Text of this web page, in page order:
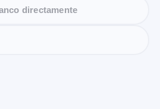
directamente